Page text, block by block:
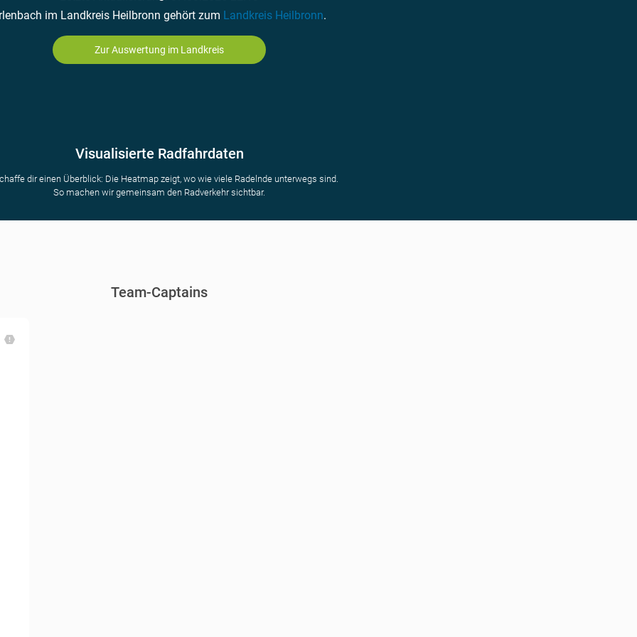
im Landkreis Heilbronn gehört zum Landkreis Heilbronn.
Zur Auswertung im Landkreis
Visualisierte Radfahrdaten
dir einen Überblick: Die Heatmap zeigt, wo wie viele Radelnde unterwegs sind.
So machen wir gemeinsam den Radverkehr sichtbar.
Team-Captains